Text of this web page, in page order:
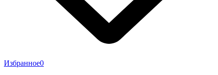
Избранное0